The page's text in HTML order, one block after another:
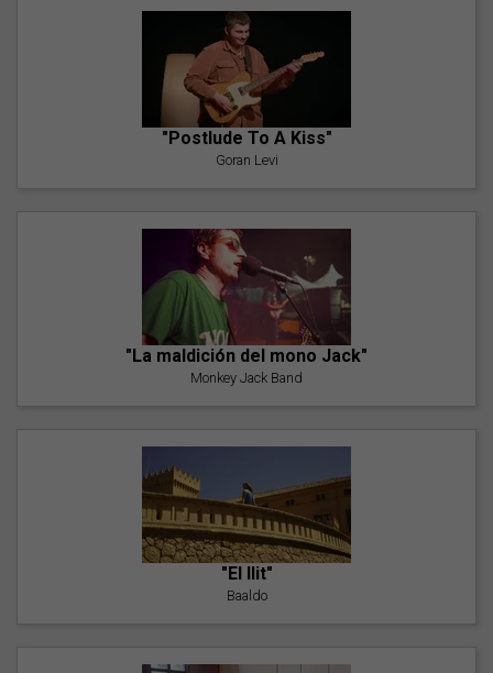
"Postlude To A Kiss"
Goran Levi
"La maldición del mono Jack"
Monkey Jack Band
"El llit"
Baaldo